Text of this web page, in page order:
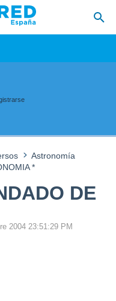
Astronomía
*
DE
2004 23:51:29 PM